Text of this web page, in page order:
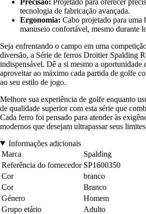
tecnologia de fabricação avançada.
Ergonomia: Cabo projetado para uma
manuseio confortável, mesmo durante
Seja enfrentando o campo em uma
diversão, a Série de ferros Droitier Spalding
indispensável. Dê a si mesmo a oportunidade
aproveitar ao máximo cada partida de golfe
ao seu estilo de jogo.
Melhore sua experiência de golfe enquanto
de qualidade superior com esta série que
Cada ferro foi pensado para atender às
modernos que desejam ultrapassar seus
Informações adicionais
Marca
Spalding
Referência do fornecedor SP1600350
Cor
branco
Cor
Branco
Género
Homem
Grupo etário
Adulto